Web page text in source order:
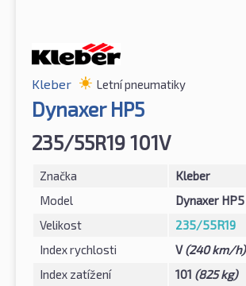
Kleber Letní pneumatiky
Dynaxer HP5
235/55R19 101V
Značka
Kleber
Model
Dynaxer HP5
Velikost
235/55R19
Index rychlosti
V(240 km/h)
Index zatížení
101 (825 kg)